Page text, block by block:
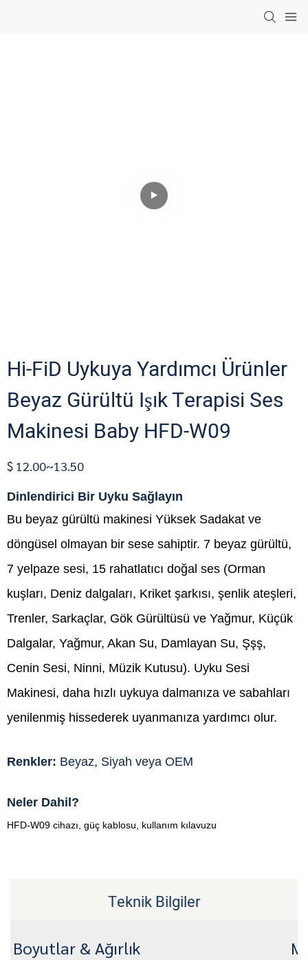
Hi-FiD Uykuya Yardımcı Ürünler
Beyaz Gürültü Işık Terapisi Ses
Makinesi Baby HFD-W09
$ 12.00~13.50
Dinlendirici Bir Uyku Sağlayın
Bu beyaz gürültü makinesi Yüksek Sadakat ve
döngüsel olmayan bir sese sahiptir. 7 beyaz gürültü,
7 yelpaze sesi, 15 rahatlatıcı doğal ses (Orman
kuşları, Deniz dalgaları, Kriket şarkısı, şenlik ateşleri,
Trenler, Sarkaçlar, Gök Gürültüsü ve Yağmur, Küçük
Dalgalar, Yağmur, Akan Su, Damlayan Su, Şşş,
Cenin Sesi, Ninni, Müzik Kutusu). Uyku Sesi
Makinesi, daha hızlı uykuya dalmanıza ve sabahları
yenilenmiş hissederek uyanmanıza yardımcı olur.
Renkler: Beyaz, Siyah veya OEM
Neler Dahil?
HFD-W09 cihazı, güç kablosu, kullanım kılavuzu
Teknik Bilgiler
Boyutlar & Ağırlık